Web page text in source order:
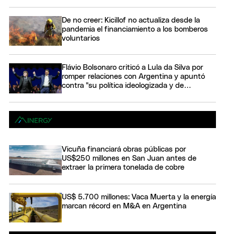
De no creer: Kicillof no actualiza desde la
pandemia el financiamiento a los bomberos
voluntarios
Flávio Bolsonaro criticó a Lula da Silva por
romper relaciones con Argentina y apuntó
contra "su política ideologizada y de
Vicuña financiará obras públicas por
US$250 millones en San Juan antes de
extraer la primera tonelada de cobre
US$ 5.700 millones: Vaca Muerta y la energía
marcan récord en M&A en Argentina